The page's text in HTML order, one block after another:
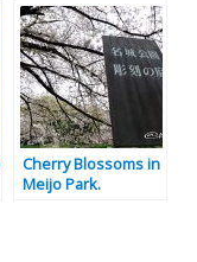
Cherry Blossoms in
Meijo Park.